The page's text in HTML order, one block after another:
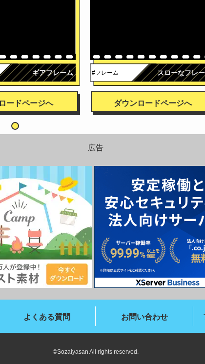
ギアフレーム
ードページへ
#フレーム スローなフレ
ダウンロードページへ
広告
よくある質問 お問い合わせ
©Sozaiyasan All rights reserved.